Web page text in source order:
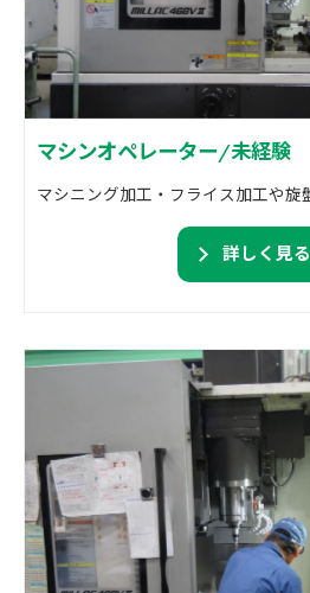
マシンオペレーター/未経験
詳しく見る